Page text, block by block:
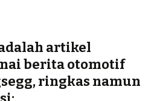
artikel
berita otomotif
ringkas namun